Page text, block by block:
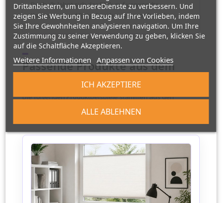
Deshalb lohnt sich der Blick auf verwandte
Kategorien und Ratgeber, bevor bestellt wird.
Passende Produkte aus dem
Die folgenden Produktbeispiele stammen aus den
passenden PlisseeOnline-Kategorien. Preise koennen sich
Drittanbietern, um unsereDienste zu verbessern. Und
zeigen Sie Werbung in Bezug auf Ihre Vorlieben, indem
Sie Ihre Gewohnheiten analysieren navigation. Um Ihre
Zustimmung zu seiner Verwendung zu geben, klicken Sie
auf die Schaltfläche Akzeptieren.
Weitere Informationen Anpassen von Cookies
ALLE ABLEHNEN
ICH AKZEPTIERE